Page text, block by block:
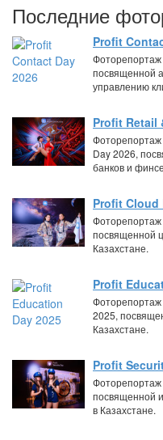
Последние
Profit
Фоторепортаж
посвященной
управлению
Profit Retail
Фоторепортаж
Day 2026,
банков и
Profit Cloud
посвященной
Казахстане.
Profit
2025,
Казахстане.
Profit
Фоторепортаж
посвященной
в Казахстане.